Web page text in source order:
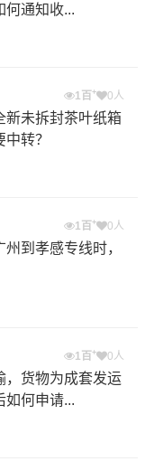
何通知收...
1百+ 0人
新未拆封茶叶纸箱
转？
1百+ 0人
到孝感专线时，
1百+ 0人
，货物为成套发运
如何申请...